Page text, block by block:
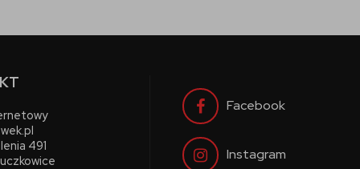
491
Facebook
Instagram